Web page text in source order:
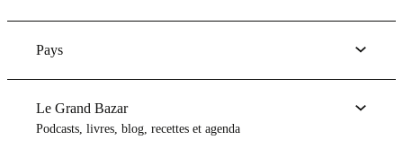
Pays
Le Grand Bazar
Podcasts, livres, blog, recettes et agenda